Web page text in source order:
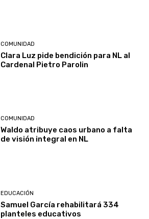
COMUNIDAD
Clara Luz pide bendición para NL al
Cardenal Pietro Parolin
COMUNIDAD
Waldo atribuye caos urbano a falta
de visión integral en NL
EDUCACIÓN
Samuel García rehabilitará 334
planteles educativos